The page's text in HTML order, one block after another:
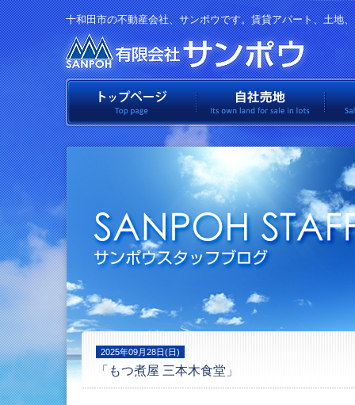
十和田市の不動産会社、サンポウです。賃貸アパート、土地
有限会社
トップページ 自社
2025年09月28日(日)
「もつ煮屋 三本木食堂」